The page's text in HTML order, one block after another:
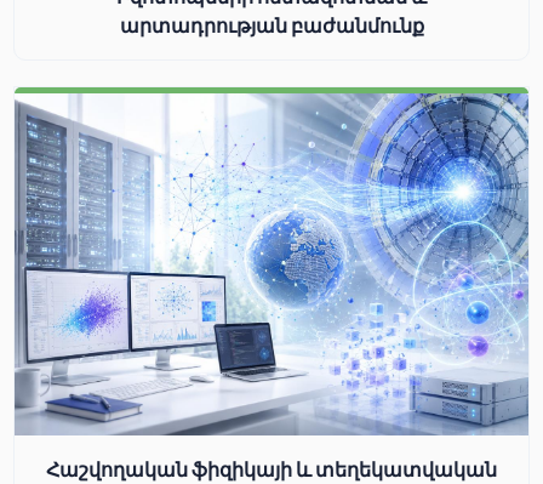
արտադրության բաժանմունք
Հաշվողական ֆիզիկայի և տեղեկատվական